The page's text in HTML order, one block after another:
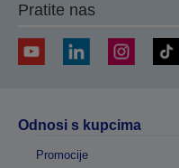
Pratite nas
Odnosi s kupcima
Promocije